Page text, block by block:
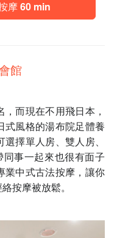
摩 60 min
館
，而現在不用飛日本，
式風格的湯布院足體養
擇單人房、雙人房、
事一起來也很有面子
業中式古法按摩，讓你
按摩被放鬆。